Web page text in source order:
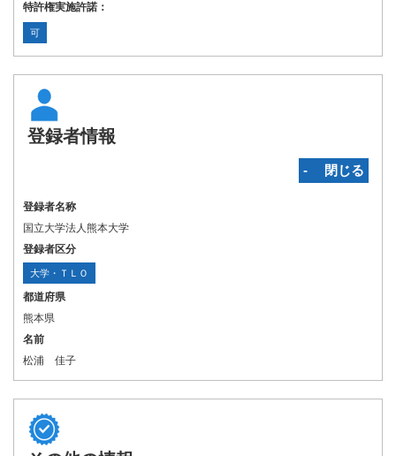
特許権実施許諾：
可
登録者情報
‐ 閉じる
登録者名称
国立大学法人熊本大学
登録者区分
大学・ＴＬＯ
都道府県
熊本県
名前
松浦 佳子